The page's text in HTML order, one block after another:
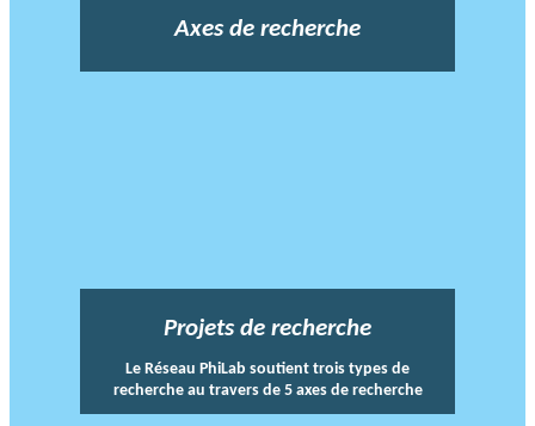
Axes de recherche
Projets de recherche
Le Réseau PhiLab soutient trois types de
recherche au travers de 5 axes de recherche